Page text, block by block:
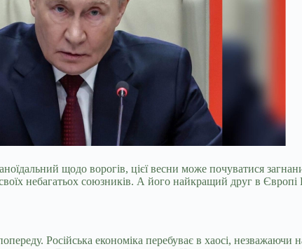
щодо ворогів, цієї весни може почуватися
небагатьох союзників. А його найкращий друг в
Російська економіка перебуває в хаосі,